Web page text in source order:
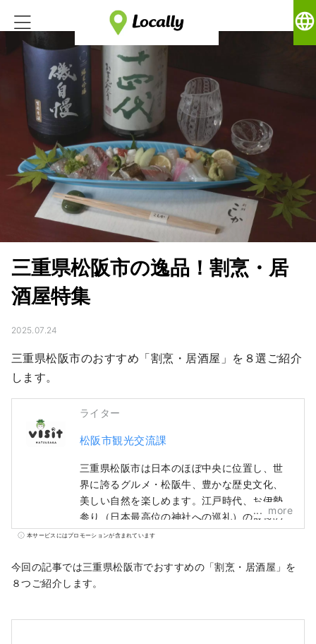
language
三重県松阪市の逸品！割烹・居
酒屋特集
2025.07.24
三重県松阪市のおすすめ「割烹・居酒屋」を８選ご紹介
します。
ライター
松阪市観光交流課
三重県松阪市は日本のほぼ中央に位置し、世
界に誇るグルメ・松阪牛、豊かな歴史文化、
美しい自然を楽しめます。江戸時代、お伊勢
参り（日本最高位の神社への巡礼）の最後の
宿場町であった松阪は、多くの人やものが行
輩出しました。これらの商人たちが、江戸で
松阪もめんなどの商いに成功し、松阪に繁栄
more
本サービスにはプロモーションが含まれています
今回の記事では三重県松阪市でおすすめの「割烹・居酒屋」を
８つご紹介します。